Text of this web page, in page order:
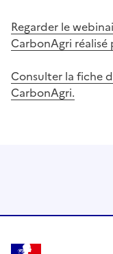
Regarder le
CarbonAgri réalisé
Consulter la fiche
CarbonAgri.